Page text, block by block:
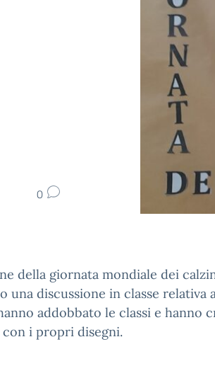
0
della giornata mondiale dei
una discussione in classe relativa
addobbato le classi e hanno
i propri disegni.